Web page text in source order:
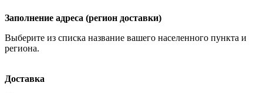
Заполнение адреса (регион доставки)
Выберите из списка название вашего населенного пункта и
региона.
Доставка